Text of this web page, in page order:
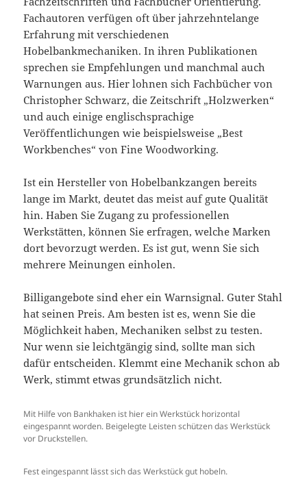
Fachautoren verfügen oft über jahrzehntelange
Erfahrung mit verschiedenen
Hobelbankmechaniken. In ihren Publikationen
sprechen sie Empfehlungen und manchmal auch
Warnungen aus. Hier lohnen sich Fachbücher von
Christopher Schwarz, die Zeitschrift „Holzwerken“
und auch einige englischsprachige
Veröffentlichungen wie beispielsweise „Best
Workbenches“ von Fine Woodworking.
Ist ein Hersteller von Hobelbankzangen bereits
lange im Markt, deutet das meist auf gute Qualität
hin. Haben Sie Zugang zu professionellen
Werkstätten, können Sie erfragen, welche Marken
dort bevorzugt werden. Es ist gut, wenn Sie sich
mehrere Meinungen einholen.
Billigangebote sind eher ein Warnsignal. Guter Stahl
hat seinen Preis. Am besten ist es, wenn Sie die
Möglichkeit haben, Mechaniken selbst zu testen.
Nur wenn sie leichtgängig sind, sollte man sich
dafür entscheiden. Klemmt eine Mechanik schon ab
Werk, stimmt etwas grundsätzlich nicht.
Mit Hilfe von Bankhaken ist hier ein Werkstück horizontal
eingespannt worden. Beigelegte Leisten schützen das Werkstück
vor Druckstellen.
Fest eingespannt lässt sich das Werkstück gut hobeln.